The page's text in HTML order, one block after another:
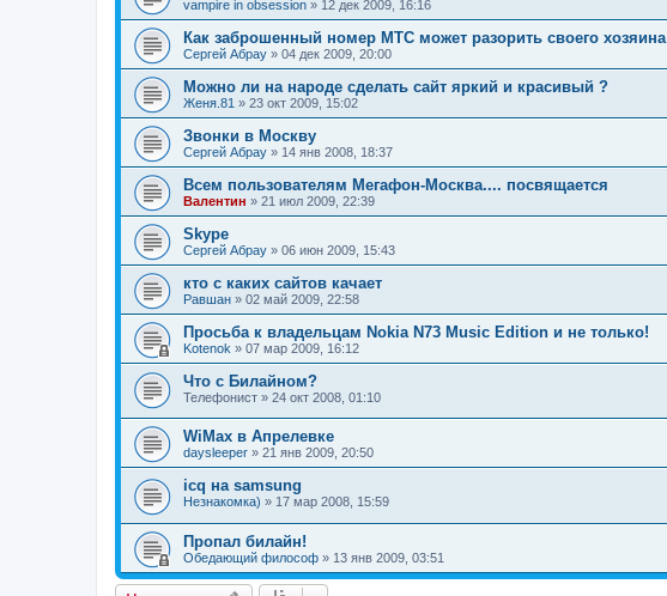
vampire in obsession » 12 дек 2009, 16:16
Как заброшенный номер МТС может разорить своего хозяина
Сергей Абрау » 04 дек 2009, 20:00
Можно ли на народе сделать сайт яркий и красивый ?
Женя.81 » 23 окт 2009, 15:02
Звонки в Москву
Сергей Абрау » 14 янв 2008, 18:37
Всем пользователям Мегафон-Москва.... посвящается
Валентин » 21 июл 2009, 22:39
Skype
Сергей Абрау » 06 июн 2009, 15:43
кто с каких сайтов качает
Равшан » 02 май 2009, 22:58
Просьба к владельцам Nokia N73 Music Edition и не только!
Kotenok » 07 мар 2009, 16:12
Что с Билайном?
Телефонист » 24 окт 2008, 01:10
WiMax в Апрелевке
daysleeper » 21 янв 2009, 20:50
icq на samsung
Незнакомка) » 17 мар 2008, 15:59
Пропал билайн!
Обедающий философ » 13 янв 2009, 03:51